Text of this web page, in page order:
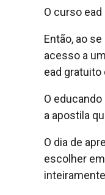
O curso
Então, ao
acesso a
ead gratuito
O
a apostila
O dia de
escolher